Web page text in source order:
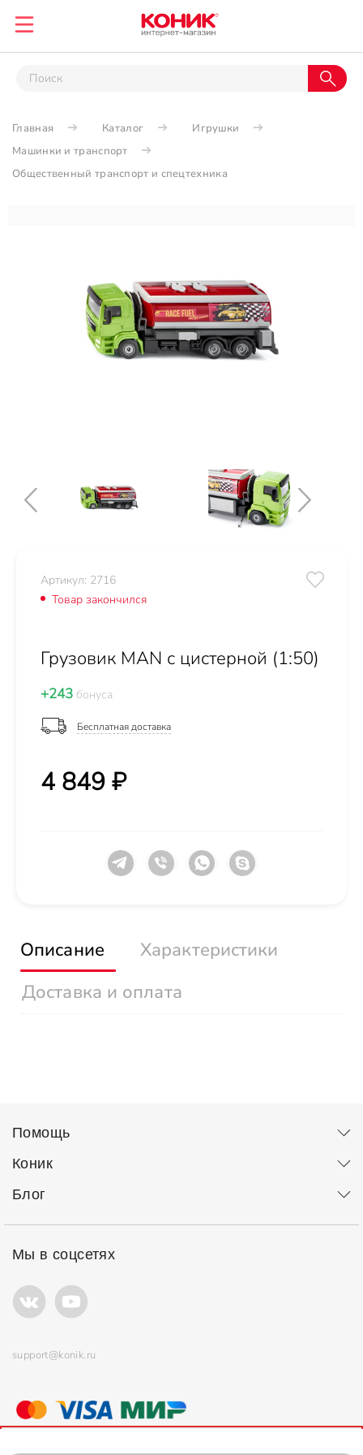
Главная Каталог
Игрушки
Машинки и транспорт
Общественный транспорт и спецтехника
Артикул: 2716
Товар закончился
Грузовик MAN с цистерной (1:50)
+243 бонуса
Бесплатная доставка
4 849 ₽
Описание
Характеристики
Доставка и оплата
Помощь
Коник
Блог
Мы в соцсетях
support@konik.ru